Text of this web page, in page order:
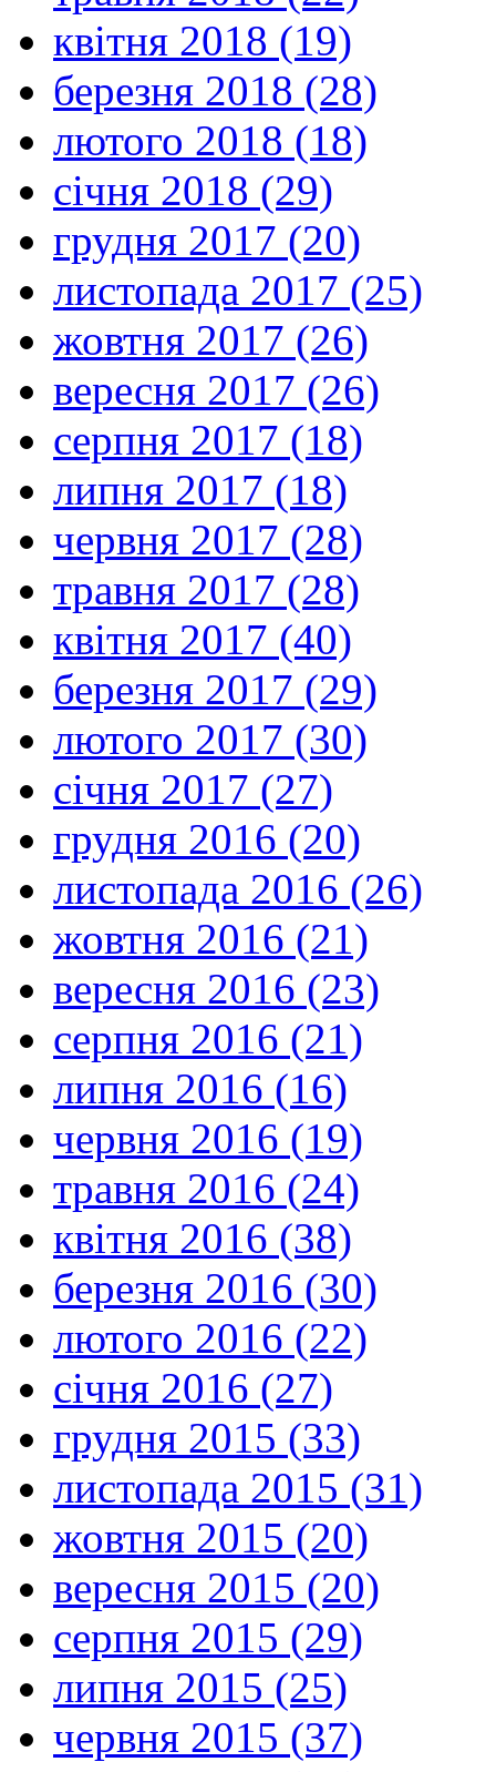
квітня 2018 (19)
березня 2018 (28)
лютого 2018 (18)
січня 2018 (29)
грудня 2017 (20)
листопада 2017 (25)
жовтня 2017 (26)
вересня 2017 (26)
серпня 2017 (18)
липня 2017 (18)
червня 2017 (28)
травня 2017 (28)
квітня 2017 (40)
березня 2017 (29)
лютого 2017 (30)
січня 2017 (27)
грудня 2016 (20)
листопада 2016 (26)
жовтня 2016 (21)
вересня 2016 (23)
серпня 2016 (21)
липня 2016 (16)
червня 2016 (19)
травня 2016 (24)
квітня 2016 (38)
березня 2016 (30)
лютого 2016 (22)
січня 2016 (27)
грудня 2015 (33)
листопада 2015 (31)
жовтня 2015 (20)
вересня 2015 (20)
серпня 2015 (29)
липня 2015 (25)
червня 2015 (37)